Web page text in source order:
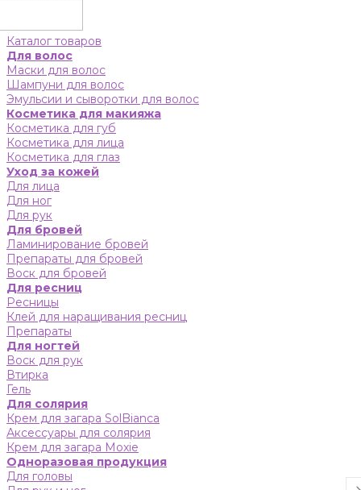
Каталог товаров
Для волос
Маски для волос
Шампуни для волос
Эмульсии и сыворотки для волос
Косметика для макияжа
Косметика для губ
Косметика для лица
Косметика для глаз
Уход за кожей
Для лица
Для ног
Для рук
Для бровей
Ламинирование бровей
Препараты для бровей
Воск для бровей
Для ресниц
Ресницы
Клей для наращивания ресниц
Препараты
Для ногтей
Воск для рук
Втирка
Гель
Для солярия
Крем для загара SolBianca
Аксессуары для солярия
Крем для загара Moxie
Одноразовая продукция
Для головы